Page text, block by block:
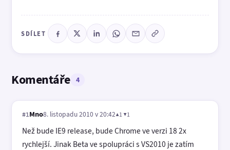
SDÍLET
Komentáře 4
#1Mno8. listopadu 2010 v 20:42▲1 ▼1
Než bude IE9 release, bude Chrome ve verzi 18 2x
rychlejší. Jinak Beta ve spolupráci s VS2010 je zatím